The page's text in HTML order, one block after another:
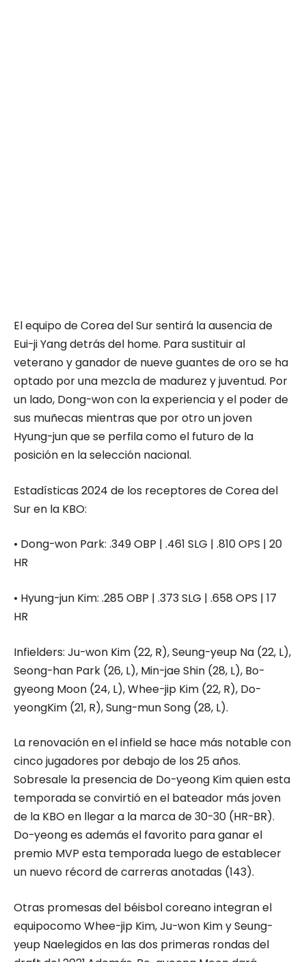
El equipo de Corea del Sur sentirá la ausencia de
Eui-ji Yang detrás del home. Para sustituir al
veterano y ganador de nueve guantes de oro se ha
optado por una mezcla de madurez y juventud. Por
un lado, Dong-won con la experiencia y el poder de
sus muñecas mientras que por otro un joven
Hyung-jun que se perfila como el futuro de la
posición en la selección nacional.
Estadísticas 2024 de los receptores de Corea del
Sur en la KBO:
• Dong-won Park: .349 OBP | .461 SLG | .810 OPS | 20
HR
• Hyung-jun Kim: .285 OBP | .373 SLG | .658 OPS | 17
HR
Infielders: Ju-won Kim (22, R),Seung-yeup Na (22, L),
Seong-han Park (26, L), Min-jaeShin (28, L), Bo-
gyeong Moon (24, L),Whee-jip Kim (22, R), Do-
yeongKim (21, R), Sung-munSong (28, L).
La renovación en el infield se hace más notable con
cinco jugadores por debajo de los 25 años.
Sobresale la presencia de Do-yeong Kim quien esta
temporada se convirtió en el bateador más joven
de la KBO en llegar a la marca de 30-30 (HR-BR).
Do-yeong es además el favorito para ganar el
premio MVP esta temporada luego de establecer
un nuevo récord de carreras anotadas (143).
Otras promesas del béisbol coreano integran el
equipocomo Whee-jip Kim, Ju-won Kim y Seung-
yeup Naelegidos en las dos primeras rondas del